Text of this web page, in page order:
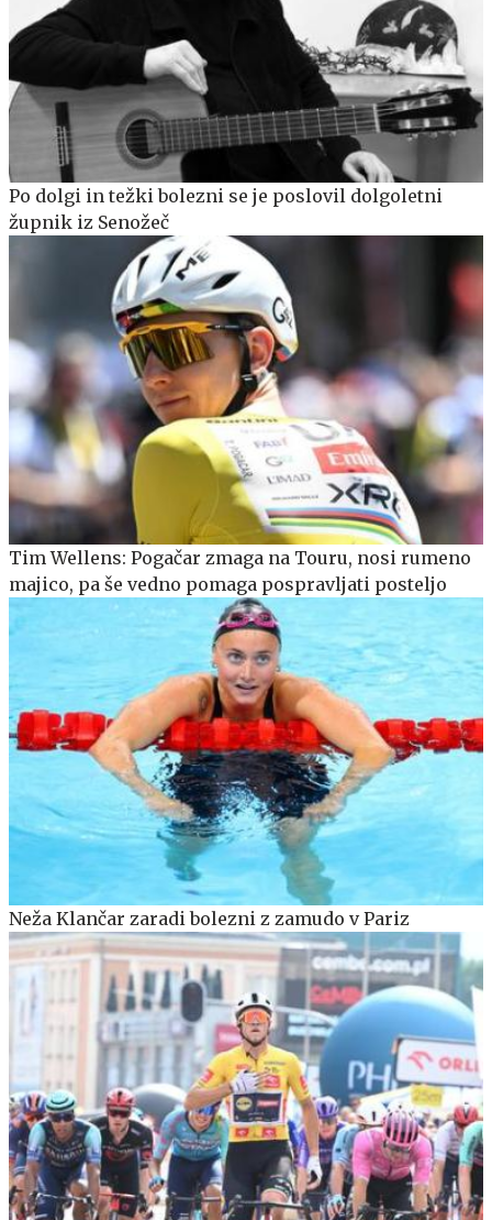
Po dolgi in težki bolezni se je poslovil dolgoletni
župnik iz Senožeč
Tim Wellens: Pogačar zmaga na Touru, nosi rumeno
majico, pa še vedno pomaga pospravljati posteljo
Neža Klančar zaradi bolezni z zamudo v Pariz